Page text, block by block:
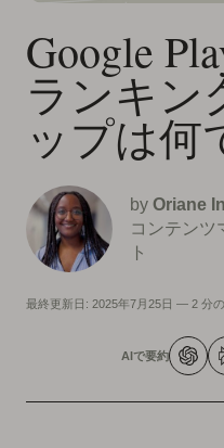
Google
ランキン
ップは何
by Oriane
コンテンツ
ト
最終更新日: 2025年7月25日 — 2 分
AIで要約